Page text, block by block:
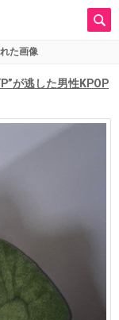
た画像
が逃した男性KPOP